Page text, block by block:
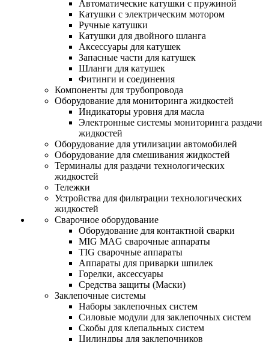
Автоматические катушки с пружиной
Катушки с электрическим мотором
Ручные катушки
Катушки для двойного шланга
Аксессуары для катушек
Запасные части для катушек
Шланги для катушек
Фитинги и соединения
Компоненты для трубопровода
Оборудование для мониторинга жидкостей
Индикаторы уровня для масла
Электронные системы мониторинга раздачи
жидкостей
Оборудование для утилизации автомобилей
Оборудование для смешивания жидкостей
Терминалы для раздачи технологических
жидкостей
Тележки
Устройства для фильтрации технологических
жидкостей
Сварочное оборудование
Оборудование для контактной сварки
MIG MAG сварочные аппараты
TIG сварочные аппараты
Аппараты для приварки шпилек
Горелки, аксессуары
Средства защиты (Маски)
Заклепочные системы
Наборы заклепочных систем
Силовые модули для заклепочных систем
Скобы для клепальных систем
Цилиндры для заклепочников